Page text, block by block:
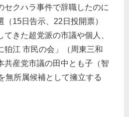
セクハラ事件で辞職したのに
15日告示、22日投開票）
きた超党派の市議や個人、
狛江 市民の会」（周東三和
共産党市議の田中とも子（智
無所属候補として擁立する